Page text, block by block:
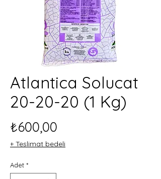
Atlantica Solucat
20-20-20 (1 Kg)
₺600,00
+ Teslimat bedeli
Adet *